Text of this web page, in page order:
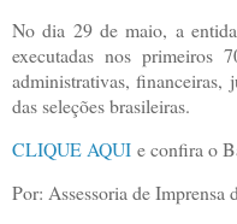
No dia 29 de maio, a
executadas nos primeiros
administrativas, financeiras,
das seleções brasileiras.
CLIQUE AQUI e confira o
Por: Assessoria de Imprensa